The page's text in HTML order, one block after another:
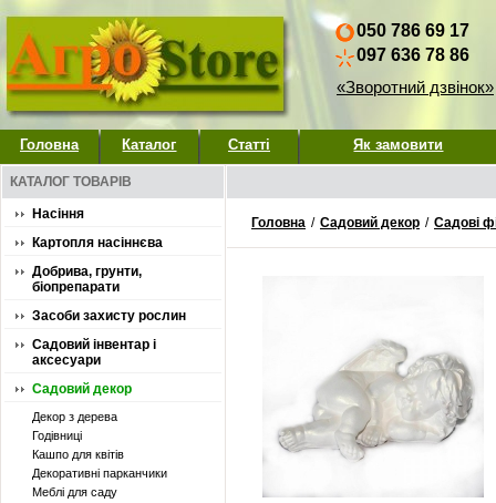
050 786 69 17
097 636 78 86
«Зворотний дзвінок»
Головна Каталог Статті Як замовити
КАТАЛОГ ТОВАРІВ
Насіння
Картопля насіннєва
Добрива, грунти,
біопрепарати
Засоби захисту рослин
Садовий інвентар і
аксесуари
Садовий декор
Декор з дерева
Годівниці
Кашпо для квітів
Декоративні парканчики
Меблі для саду
Головна / Садовий декор / Садові